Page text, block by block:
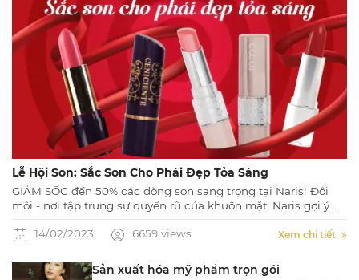
Lễ Hội Son: Sắc Son Cho Phái Đẹp Tỏa Sáng
GIẢM SỐC đến 50% các dòng son sang trọng tại Naris! Đôi
môi - nơi tập trung sự quyến rũ của khuôn mặt. Naris gợi ý
bạn cuốn hút mọi ánh nhìn!! Đừng bỏ lỡ những ưu đãi siêu
14/02/2023 6659 views Xem chi tiết
Sản xuất hóa mỹ phẩm trọn gói